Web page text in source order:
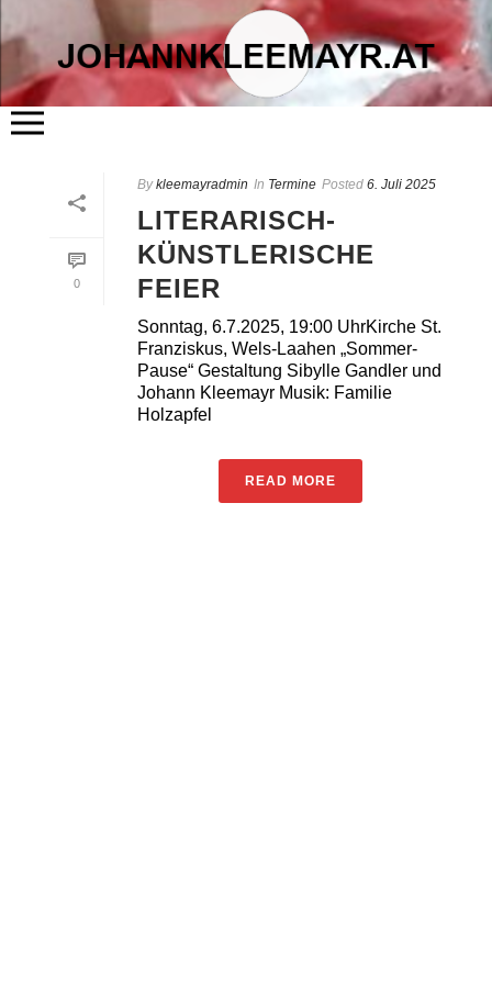
ÜBER MICH
KUNST
FLÖSSERHAUS
TERMINE
BLOG
0
By kleemayradmin In Termine Posted 6. Juli 2025
LITERARISCH-
KÜNSTLERISCHE
FEIER
Sonntag, 6.7.2025, 19:00 UhrKirche St.
Franziskus, Wels-Laahen „Sommer-
Pause“ Gestaltung Sibylle Gandler und
Johann Kleemayr Musik: Familie
Holzapfel
READ MORE